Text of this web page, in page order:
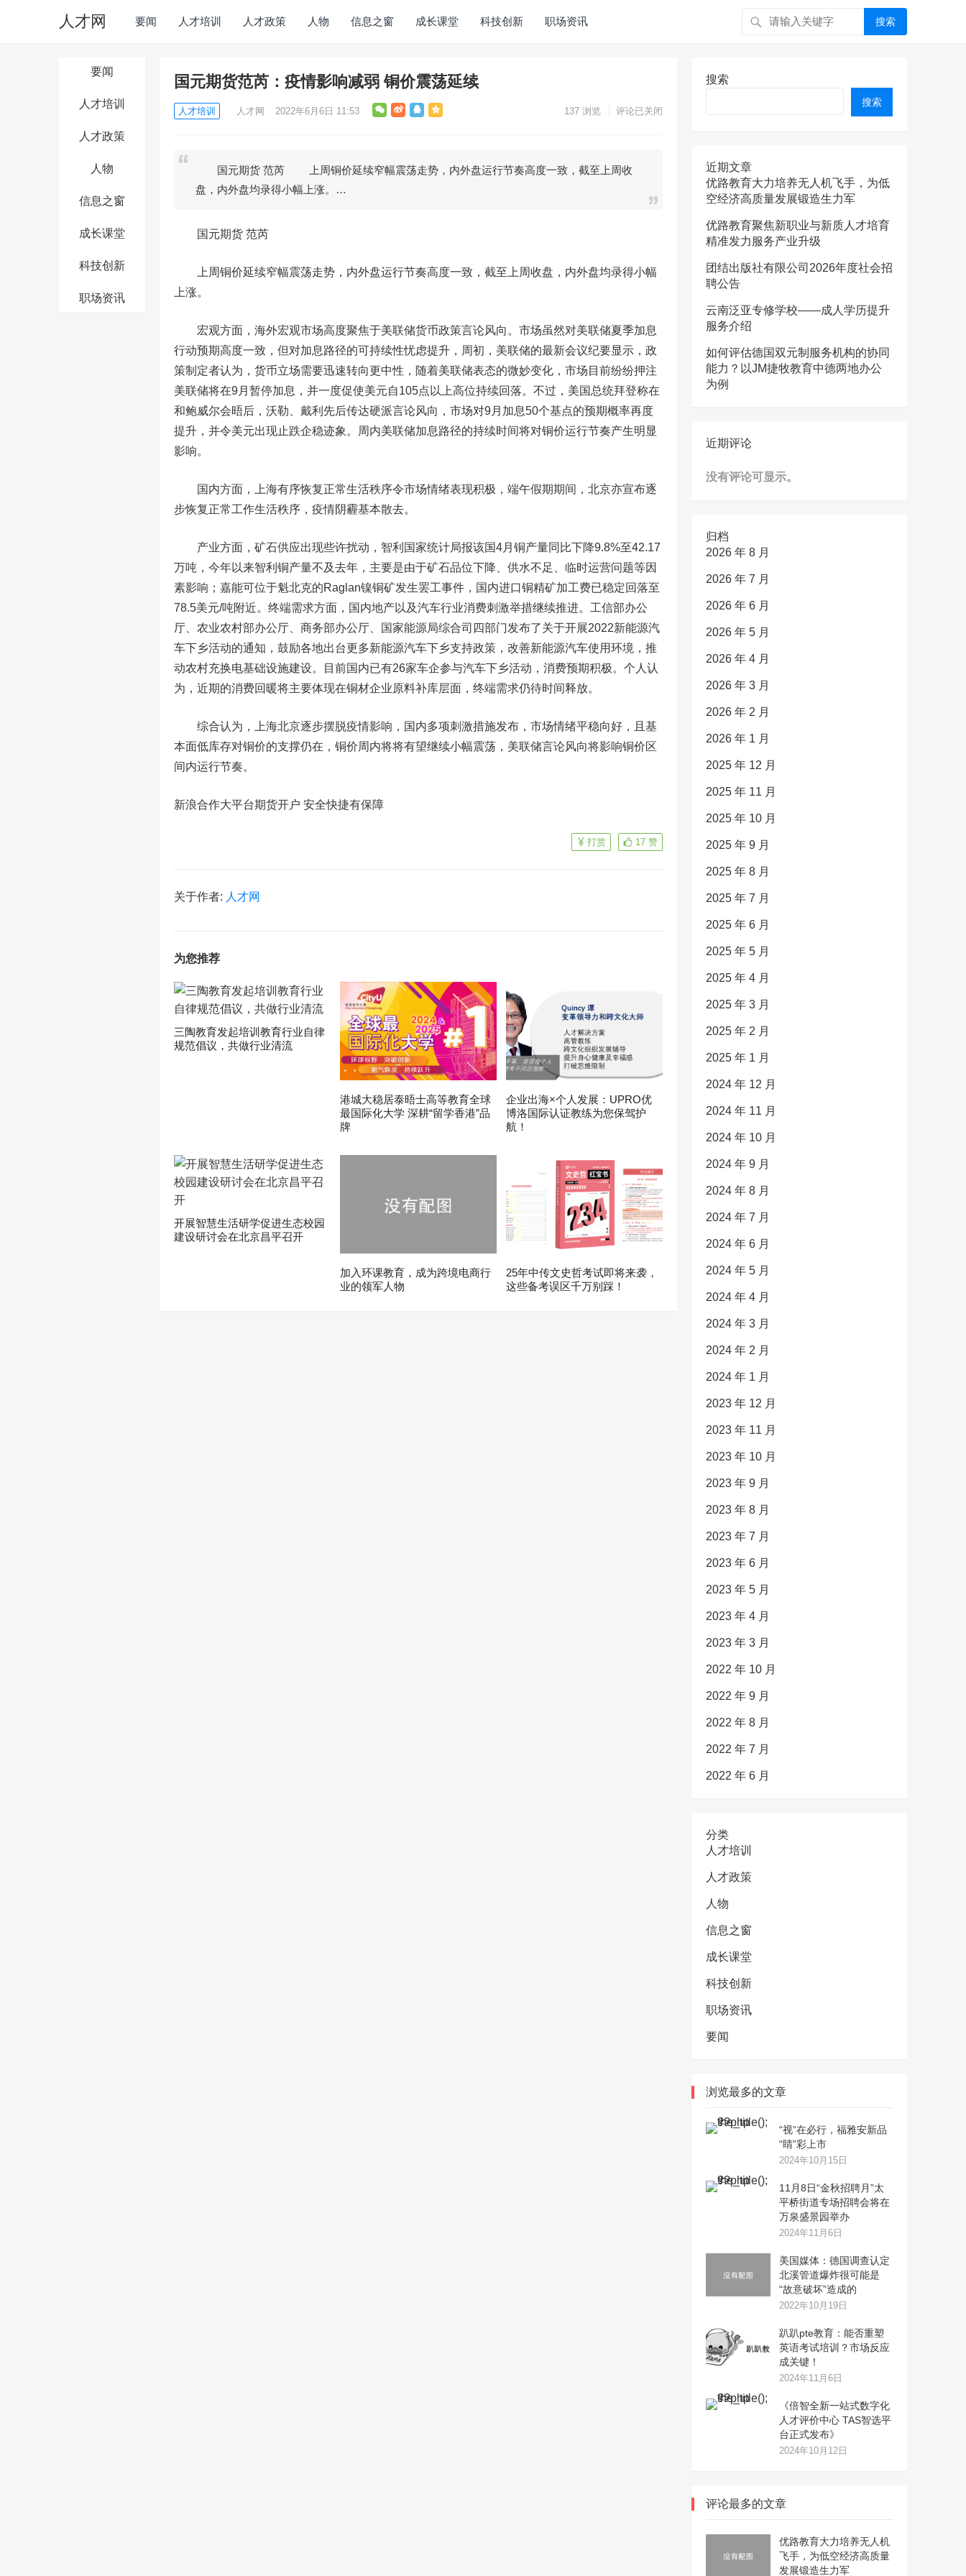
人才网 要闻 人才培训 人才政策 人物 信息之窗 成长课堂 科技创新 职场资讯 搜索
要闻
人才培训
人才政策
人物
信息之窗
成长课堂
科技创新
职场资讯
国元期货范芮：疫情影响减弱 铜价震荡延续
人才培训 人才网 2022年6月6日 11:53 137 浏览 评论已关闭
国元期货 范芮 上周铜价延续窄幅震荡走势，内外盘运行节奏高度一致，截至上周收
盘，内外盘均录得小幅上涨。…
国元期货 范芮
上周铜价延续窄幅震荡走势，内外盘运行节奏高度一致，截至上周收盘，内外盘均录得小幅
上涨。
宏观方面，海外宏观市场高度聚焦于美联储货币政策言论风向。市场虽然对美联储夏季加息
行动预期高度一致，但对加息路径的可持续性忧虑提升，周初，美联储的最新会议纪要显示，政
策制定者认为，货币立场需要迅速转向更中性，随着美联储表态的微妙变化，市场目前纷纷押注
美联储将在9月暂停加息，并一度促使美元自105点以上高位持续回落。不过，美国总统拜登称在
和鲍威尔会晤后，沃勒、戴利先后传达硬派言论风向，市场对9月加息50个基点的预期概率再度
提升，并令美元出现止跌企稳迹象。周内美联储加息路径的持续时间将对铜价运行节奏产生明显
影响。
国内方面，上海有序恢复正常生活秩序令市场情绪表现积极，端午假期期间，北京亦宣布逐
步恢复正常工作生活秩序，疫情阴霾基本散去。
产业方面，矿石供应出现些许扰动，智利国家统计局报该国4月铜产量同比下降9.8%至42.17
万吨，今年以来智利铜产量不及去年，主要是由于矿石品位下降、供水不足、临时运营问题等因
素影响；嘉能可位于魁北克的Raglan镍铜矿发生罢工事件，国内进口铜精矿加工费已稳定回落至
78.5美元/吨附近。终端需求方面，国内地产以及汽车行业消费刺激举措继续推进。工信部办公
厅、农业农村部办公厅、商务部办公厅、国家能源局综合司四部门发布了关于开展2022新能源汽
车下乡活动的通知，鼓励各地出台更多新能源汽车下乡支持政策，改善新能源汽车使用环境，推
动农村充换电基础设施建设。目前国内已有26家车企参与汽车下乡活动，消费预期积极。个人认
为，近期的消费回暖将主要体现在铜材企业原料补库层面，终端需求仍待时间释放。
综合认为，上海北京逐步摆脱疫情影响，国内多项刺激措施发布，市场情绪平稳向好，且基
本面低库存对铜价的支撑仍在，铜价周内将将有望继续小幅震荡，美联储言论风向将影响铜价区
间内运行节奏。
新浪合作大平台期货开户 安全快捷有保障
17 赞
打赏
关于作者: 人才网
为您推荐
三陶教育发起培训教育行业自律
规范倡议，共做行业清流
港城大稳居泰晤士高等教育全球
最国际化大学 深耕“留学香港”品
牌
企业出海×个人发展：UPRO优
博洛国际认证教练为您保驾护
航！
开展智慧生活研学促进生态校园
建设研讨会在北京昌平召开
加入环课教育，成为跨境电商行
业的领军人物
25年中传文史哲考试即将来袭，
这些备考误区千万别踩！
搜索
搜索
近期文章
优路教育大力培养无人机飞手，为低
空经济高质量发展锻造生力军
优路教育聚焦新职业与新质人才培育
精准发力服务产业升级
团结出版社有限公司2026年度社会招
聘公告
云南泛亚专修学校——成人学历提升
服务介绍
如何评估德国双元制服务机构的协同
能力？以JM捷牧教育中德两地办公
为例
近期评论
没有评论可显示。
归档
2026 年 8 月
2026 年 7 月
2026 年 6 月
2026 年 5 月
2026 年 4 月
2026 年 3 月
2026 年 2 月
2026 年 1 月
2025 年 12 月
2025 年 11 月
2025 年 10 月
2025 年 9 月
2025 年 8 月
2025 年 7 月
2025 年 6 月
2025 年 5 月
2025 年 4 月
2025 年 3 月
2025 年 2 月
2025 年 1 月
2024 年 12 月
2024 年 11 月
2024 年 10 月
2024 年 9 月
2024 年 8 月
2024 年 7 月
2024 年 6 月
2024 年 5 月
2024 年 4 月
2024 年 3 月
2024 年 2 月
2024 年 1 月
2023 年 12 月
2023 年 11 月
2023 年 10 月
2023 年 9 月
2023 年 8 月
2023 年 7 月
2023 年 6 月
2023 年 5 月
2023 年 4 月
2023 年 3 月
2022 年 10 月
2022 年 9 月
2022 年 8 月
2022 年 7 月
2022 年 6 月
分类
人才培训
人才政策
人物
信息之窗
成长课堂
科技创新
职场资讯
要闻
浏览最多的文章
“视”在必行，福雅安新品
“睛”彩上市
2024年10月15日
11月8日“金秋招聘月”太
平桥街道专场招聘会将在
万泉盛景园举办
2024年11月6日
美国媒体：德国调查认定
北溪管道爆炸很可能是
“故意破坏”造成的
2022年10月19日
趴趴pte教育：能否重塑
英语考试培训？市场反应
成关键！
2024年11月6日
《倍智全新一站式数字化
人才评价中心 TAS智选平
台正式发布》
2024年10月12日
评论最多的文章
优路教育大力培养无人机
飞手，为低空经济高质量
发展锻造生力军